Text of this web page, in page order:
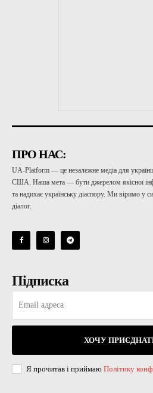
ПРО НАС:
UA-Platform — це незалежне медіа для
США. Наша мета — бути джерелом якісної
та надихає українську діаспору. Ми віримо у
діалог.
Підписка
ХОЧУ
Я прочитав і приймаю Політику